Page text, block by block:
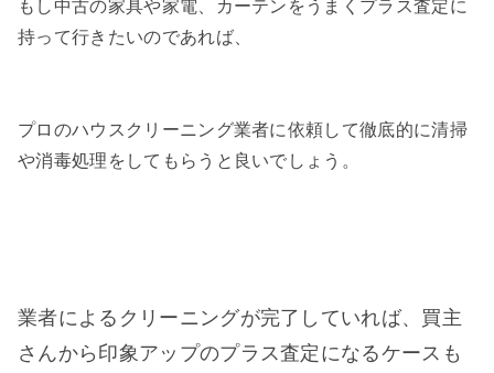
もし中古の家具や家電、カーテンをうまくプラス査定に
持って行きたいのであれば、
プロのハウスクリーニング業者に依頼して徹底的に清掃
や消毒処理をしてもらうと良いでしょう。
業者によるクリーニングが完了していれば、買主
さんから印象アップのプラス査定になるケースも